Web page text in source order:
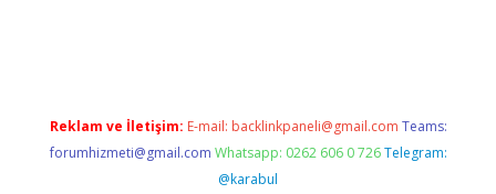
Reklam ve İletişim: E-mail: backlinkpaneli@gmail.com Teams:
forumhizmeti@gmail.com Whatsapp: 0262 606 0 726 Telegram:
@karabul